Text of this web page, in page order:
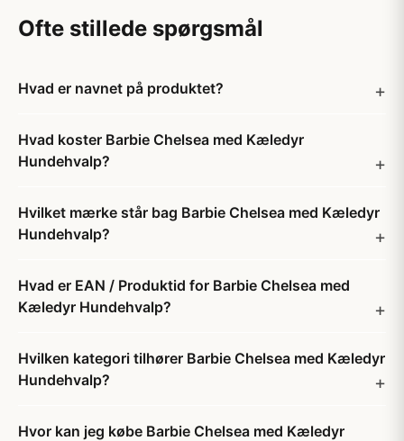
Ofte stillede spørgsmål
Hvad er navnet på produktet?
Hvad koster Barbie Chelsea med Kæledyr
Hundehvalp?
Hvilket mærke står bag Barbie Chelsea med Kæledyr
Hundehvalp?
Hvad er EAN / Produktid for Barbie Chelsea med
Kæledyr Hundehvalp?
Hvilken kategori tilhører Barbie Chelsea med Kæledyr
Hundehvalp?
Hvor kan jeg købe Barbie Chelsea med Kæledyr